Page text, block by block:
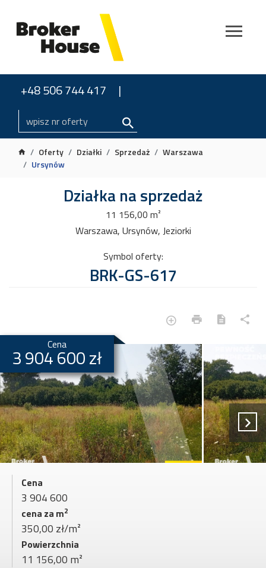
+48 506 744 417
Oferty Działki Sprzedaż
Warszawa
Ursynów
Działka na sprzedaż
11 156,00 m²
Warszawa, Ursynów, Jeziorki
Symbol oferty:
BRK-GS-617
Cena
3 904 600 zł
Cena
3 904 600
cena za m2
350,00 zł/m²
Powierzchnia
11 156,00 m²